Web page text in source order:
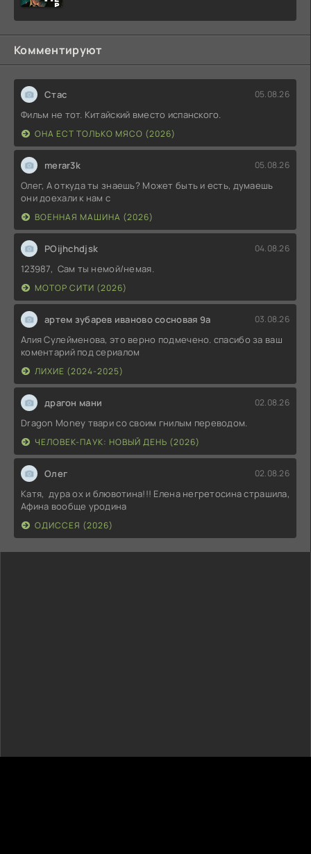
Комментируют
Стас 05.08.26
Фильм не тот. Китайский вместо испанского.
ОНА ЕСТ ТОЛЬКО МЯСО (2026)
merar3k 05.08.26
Олег, А откуда ты знаешь? Может быть и есть, думаешь
они доехали к нам с
ВОЕННАЯ МАШИНА (2026)
POijhchdjsk 04.08.26
123987, Сам ты немой/немая.
МОТОР СИТИ (2026)
артем зубарев иваново сосновая 9а 03.08.26
Алия Сулейменова, это верно подмечено. спасибо за ваш
коментарий под сериалом
ЛИХИЕ (2024-2025)
драгон мани 02.08.26
Dragon Money твари со своим гнилым переводом.
ЧЕЛОВЕК-ПАУК: НОВЫЙ ДЕНЬ (2026)
Олег 02.08.26
Катя, дура ох и блювотина!!! Елена негретосина страшила,
Афина вообще уродина
ОДИССЕЯ (2026)